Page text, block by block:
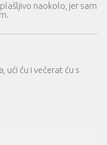
naokolo, jer sam
ući ću i večerat ću s